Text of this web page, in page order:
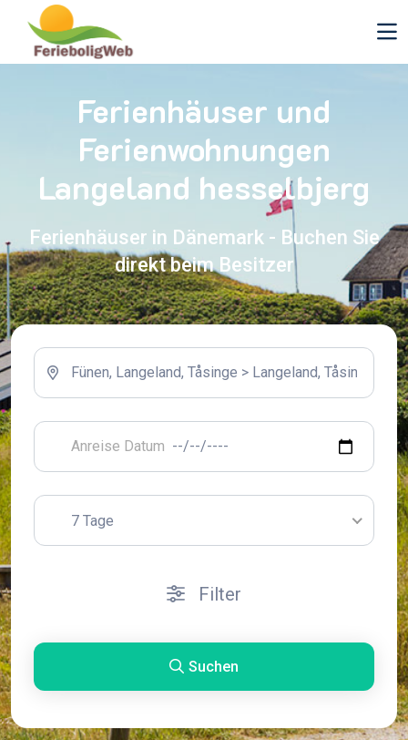
Ferienhäuser und
Ferienwohnungen
Langeland hesselbjerg
Ferienhäuser in Dänemark - Buchen Sie
direkt beim Besitzer
7 Tage
Filter
Suchen